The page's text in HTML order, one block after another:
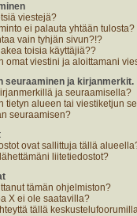
viestejä?
ei palauta yhtään tulosta?
vain tyhjän sivun?!?
toisia käyttäjiä??
omat viestini ja aloittamani
seuraaminen ja kirjanmerkit.
ja seuraamisella?
tietyn alueen tai viestiketjun
seuraamisen?
ovat sallittuja tällä
liitetiedostot?
tämän ohjelmiston?
X ei ole saatavilla?
tällä